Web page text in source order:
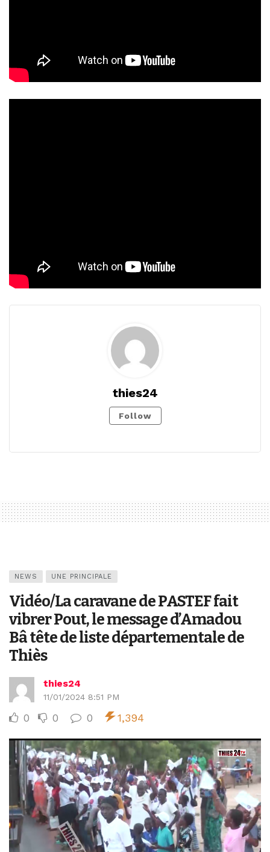
thies24
Follow
NEWS UNE PRINCIPALE
Vidéo/La caravane de PASTEF fait
vibrer Pout, le message d’Amadou
Bâ tête de liste départementale de
Thiès
thies24
11/01/2024 8:51 PM
0 0 0 1,394